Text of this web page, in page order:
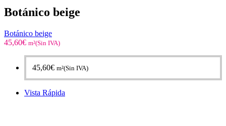
Botánico beige
Botánico beige
45,60€ m²(Sin IVA)
45,60€ m²(Sin IVA)
Vista Rápida